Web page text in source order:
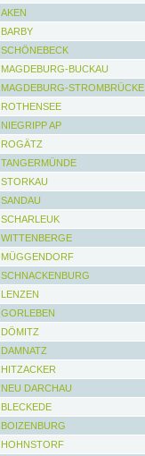
AKEN
BARBY
SCHÖNEBECK
MAGDEBURG-BUCKAU
MAGDEBURG-STROMBRÜCKE
ROTHENSEE
NIEGRIPP AP
ROGÄTZ
TANGERMÜNDE
STORKAU
SANDAU
SCHARLEUK
WITTENBERGE
MÜGGENDORF
SCHNACKENBURG
LENZEN
GORLEBEN
DÖMITZ
DAMNATZ
HITZACKER
NEU DARCHAU
BLECKEDE
BOIZENBURG
HOHNSTORF